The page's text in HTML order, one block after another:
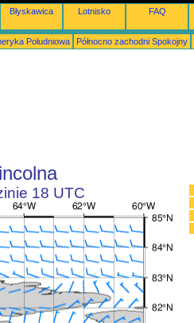
Błyskawica Lotnisko FAQ
Południowa Północno zachodni Spokojny
18 UTC